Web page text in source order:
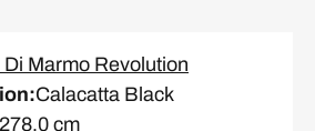
Di Marmo Revolution
:Calacatta Black
cm